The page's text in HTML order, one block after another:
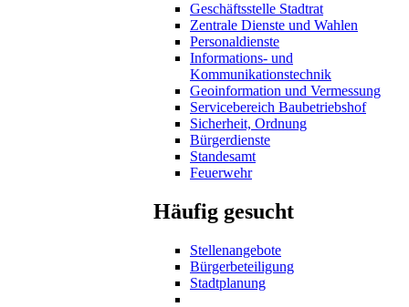
Geschäftsstelle Stadtrat
Zentrale Dienste und Wahlen
Personaldienste
Informations- und
Kommunikationstechnik
Geoinformation und Vermessung
Servicebereich Baubetriebshof
Sicherheit, Ordnung
Bürgerdienste
Standesamt
Feuerwehr
Häufig gesucht
Stellenangebote
Bürgerbeteiligung
Stadtplanung